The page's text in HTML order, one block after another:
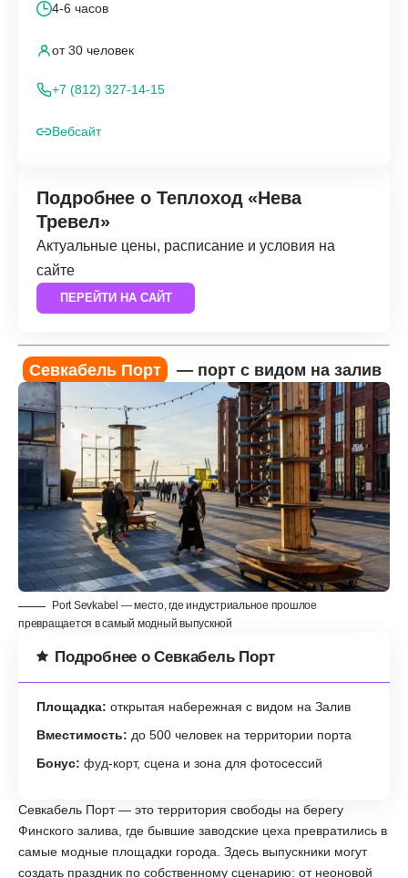
4-6 часов
от 30 человек
+7 (812) 327-14-15
Вебсайт
Подробнее о Теплоход «Нева
Тревел»
Актуальные цены, расписание и условия на
сайте
ПЕРЕЙТИ НА САЙТ
Севкабель Порт — порт с видом на залив
Port Sevkabel — место, где индустриальное прошлое
превращается в самый модный выпускной
Подробнее о Севкабель Порт
Площадка: открытая набережная с видом на Залив
Вместимость: до 500 человек на территории порта
Бонус: фуд-корт, сцена и зона для фотосессий
Севкабель Порт — это территория свободы на берегу
Финского залива, где бывшие заводские цеха превратились в
самые модные площадки города. Здесь выпускники могут
создать праздник по собственному сценарию: от неоновой